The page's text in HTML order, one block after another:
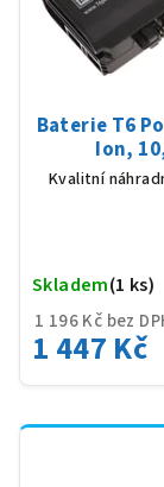
Baterie T6
Ion,
Kvalitní
1 196 Kč bez
1 447 Kč
Skladem(1 ks)